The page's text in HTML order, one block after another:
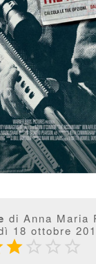
di Anna Maria
18 ottobre
   